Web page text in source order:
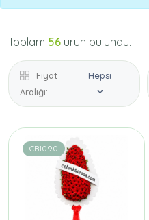
Toplam 56 ürün bulundu.
Fiyat
Aralığı:
Hepsi
CB1090